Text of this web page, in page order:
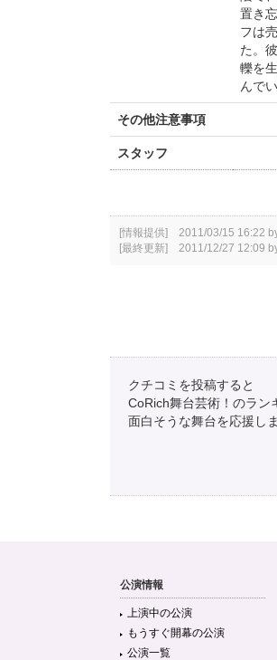
置き
フは
た。
轢を
んで
その他注意事項
スタッフ
[情報提供] 2011/03/15 16:22
[最終更新] 2011/12/27 12:09
クチコミを投稿すると
CoRich舞台芸術！のラン
面白そうな舞台を応援し
公演情報
上演中の公演
もうすぐ開幕の公演
公演一覧